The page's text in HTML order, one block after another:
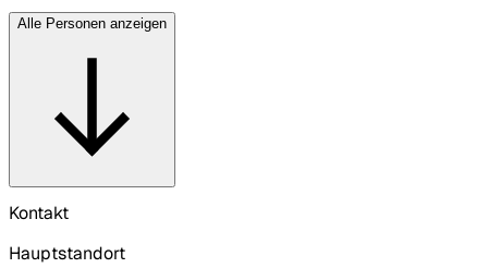
Alle Personen anzeigen
Kontakt
Hauptstandort